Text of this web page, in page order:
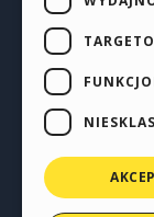
Polski
Copyright © 2026
IT07514640015
Terms of use
Objects Privacy
This site